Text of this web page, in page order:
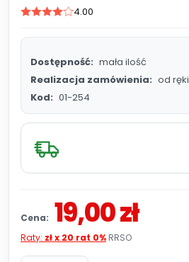
4.00
Dostępność: mała ilość
Realizacja zamówienia: od ręki
Kod: 01-254
Cena: 19,00 zł
Raty: zł x 20 rat 0% RRSO